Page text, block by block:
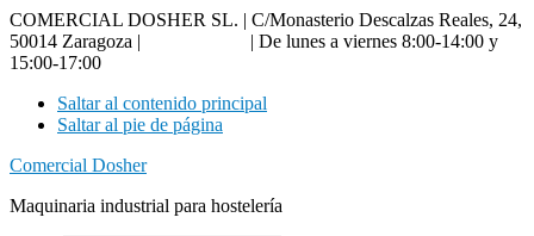
COMERCIAL DOSHER SL. | C/Monasterio Descalzas Reales, 24,
50014 Zaragoza |
| De lunes a viernes 8:00-14:00 y
15:00-17:00
Saltar al contenido principal
Saltar al pie de página
Comercial Dosher
Maquinaria industrial para hostelería